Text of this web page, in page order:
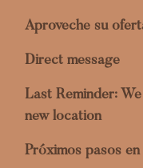
Aproveche su
Direct message
Last Reminder:
new location
Próximos pasos